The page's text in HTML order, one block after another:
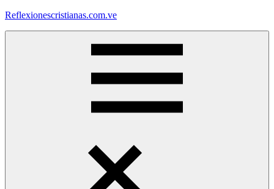
Saltar
Reflexionescristianas.com.ve